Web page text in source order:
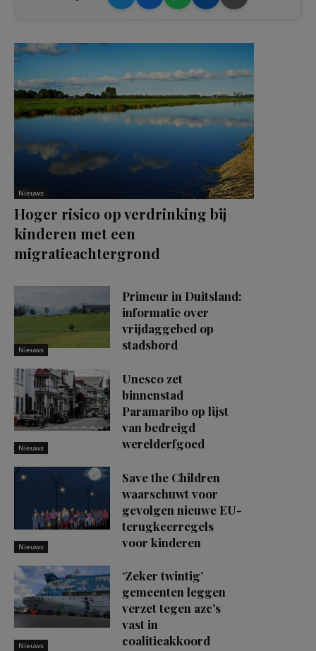
Nieuws
Hoger risico op verdrinking bij
kinderen met een
migratieachtergrond
Nieuws
Primeur in Duitsland:
informatie over
vrijdaggebed op
stadsbord
Nieuws
Unesco zet
binnenstad
Paramaribo op lijst
van bedreigd
werelderfgoed
Nieuws
Save the Children
waarschuwt voor
gevolgen nieuwe EU-
terugkeerregels
voor kinderen
Nieuws
‘Zeker twintig’
gemeenten leggen
verzet tegen azc’s
vast in
coalitieakkoord